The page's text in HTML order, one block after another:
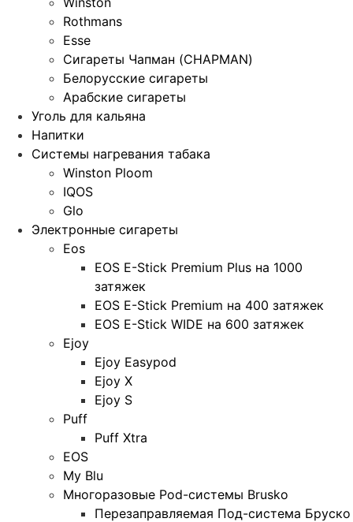
Rothmans
Esse
Сигареты Чапман (CHAPMAN)
Белорусские сигареты
Арабские сигареты
Уголь для кальяна
Напитки
Системы нагревания табака
Winston Ploom
IQOS
Glo
Электронные сигареты
Eos
EOS E-Stick Premium Plus на 1000
затяжек
EOS E-Stick Premium на 400 затяжек
EOS E-Stick WIDE на 600 затяжек
Ejoy
Ejoy Easypod
Ejoy X
Ejoy S
Puff
Puff Xtra
EOS
My Blu
Многоразовые Pod-системы Brusko
Перезаправляемая Под-система Бруско